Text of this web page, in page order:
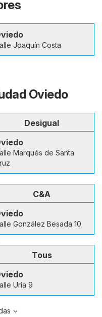
Joaquín Costa
Oviedo
Desigual
Marqués de Santa
C&A
González Besada 10
Tous
Uría 9